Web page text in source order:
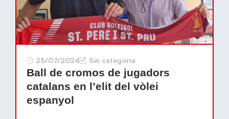
25/07/2024 Sin categoría
Ball de cromos de jugadors
catalans en l’elit del vòlei
espanyol